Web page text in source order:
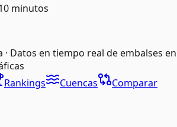
minutos
· Datos en tiempo real de embalses en
Rankings Cuencas Comparar